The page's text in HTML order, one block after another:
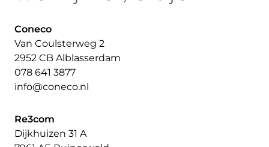
Coneco
Van Coulsterweg 2
2952 CB Alblasserdam
078 641 3877
info@coneco.nl
Re3com
Dijkhuizen 31 A